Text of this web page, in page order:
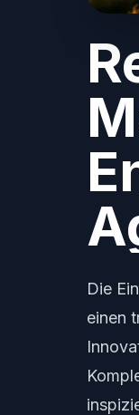
Die
einen